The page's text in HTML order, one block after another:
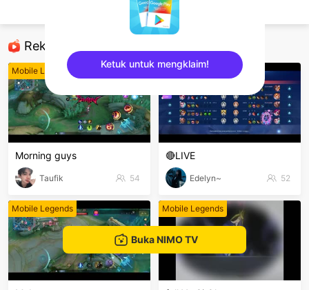
Rekomendasi
Mobile Legends
Morning guys
Taufik 54
Mobile Legends
🔴LIVE
Edelyn~ 52
Mobile Legends Mobile Legends
Buka NIMO TV
Ketuk untuk mengklaim!
sentinelEnd